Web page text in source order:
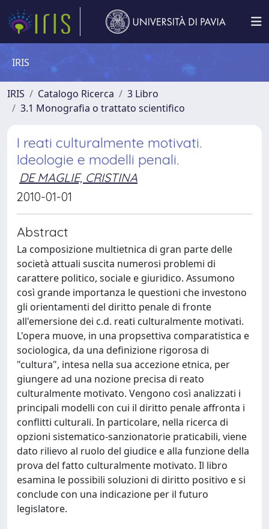
IRIS
IRIS Catalogo Ricerca
3 Libro
3.1 Monografia o trattato scientifico
I reati culturalmente motivati.
Ideologie e modelli penali.
DE MAGLIE, CRISTINA
2010-01-01
Abstract
La composizione multietnica di gran parte delle
società attuali suscita numerosi problemi di
carattere politico, sociale e giuridico. Assumono
così grande importanza le questioni che investono
gli orientamenti del diritto penale di fronte
all'emersione dei c.d. reati culturalmente motivati.
L'opera muove, in una propsettiva comparatistica e
sociologica, da una definizione rigorosa di
"cultura", intesa nella sua accezione etnica, per
giungere ad una nozione precisa di reato
culturalmente motivato. Vengono così analizzati i
principali modelli con cui il diritto penale affronta i
conflitti culturali. In particolare, nella ricerca di
opzioni sistematico-sanzionatorie praticabili, viene
dato rilievo al ruolo del giudice e alla funzione della
prova del fatto culturalmente motivato. Il libro
esamina le possibili soluzioni di diritto positivo e si
conclude con una indicazione per il futuro
legislatore.